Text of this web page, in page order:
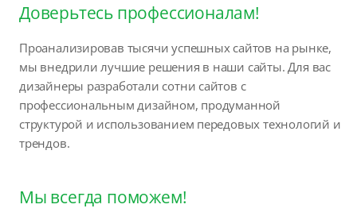
Доверьтесь профессионалам!
Проанализировав тысячи успешных сайтов на рынке,
мы внедрили лучшие решения в наши сайты. Для вас
дизайнеры разработали сотни сайтов с
профессиональным дизайном, продуманной
структурой и использованием передовых технологий и
трендов.
Мы всегда поможем!